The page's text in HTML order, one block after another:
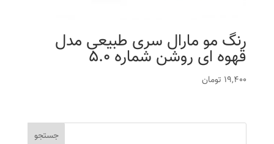
رنگ مو مارال سری طبیعی مدل
قهوه ای روشن شماره 5.0
19,400 تومان